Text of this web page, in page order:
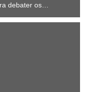
debater os